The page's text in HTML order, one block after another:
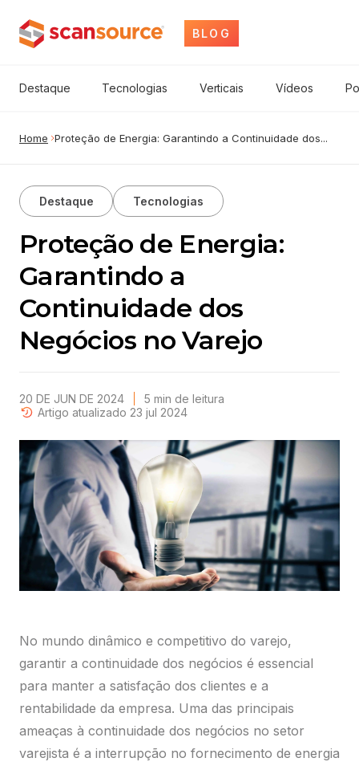
BLOG
Destaque Tecnologias Verticais Vídeos
Home Proteção de Energia: Garantindo a Continuidade dos...
Destaque Tecnologias
Proteção de Energia:
Garantindo a
Continuidade dos
Negócios no Varejo
20 DE JUN DE 2024 5 min de leitura
Artigo atualizado 23 jul 2024
No mundo dinâmico e competitivo do varejo,
garantir a continuidade dos negócios é essencial
para manter a satisfação dos clientes e a
rentabilidade da empresa. Uma das principais
ameaças à continuidade dos negócios no setor
varejista é a interrupção no fornecimento de energia